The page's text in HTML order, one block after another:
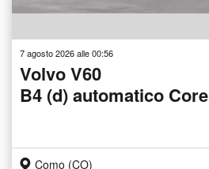
7 agosto 2026 alle 00:56
Volvo V60
B4 (d) automatico Core
Como (CO)